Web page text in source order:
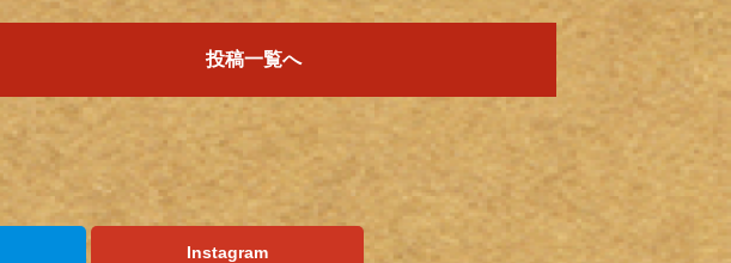
投稿一覧へ
Instagram